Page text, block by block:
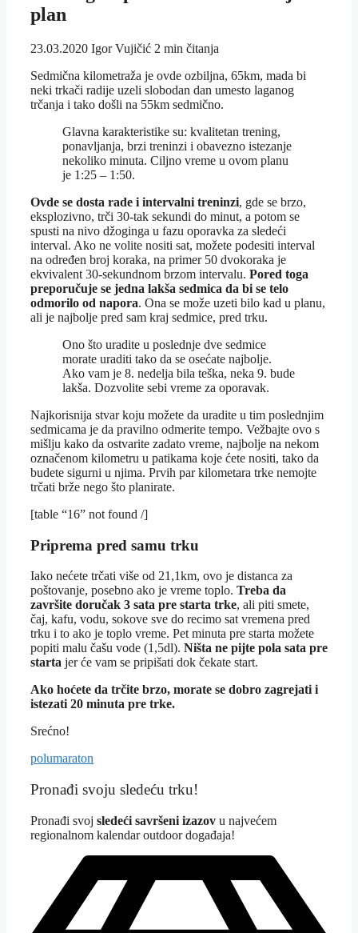
plan
23.03.2020 Igor Vujičić 2 min čitanja
Sedmična kilometraža je ovde ozbiljna, 65km, mada bi
neki trkači radije uzeli slobodan dan umesto laganog
trčanja i tako došli na 55km sedmično.
Glavna karakteristike su: kvalitetan trening,
ponavljanja, brzi treninzi i obavezno istezanje
nekoliko minuta. Ciljno vreme u ovom planu
je 1:25 – 1:50.
Ovde se dosta rade i intervalni treninzi, gde se brzo,
eksplozivno, trči 30-tak sekundi do minut, a potom se
spusti na nivo džoginga u fazu oporavka za sledeći
interval. Ako ne volite nositi sat, možete podesiti interval
na određen broj koraka, na primer 50 dvokoraka je
ekvivalent 30-sekundnom brzom intervalu. Pored toga
preporučuje se jedna lakša sedmica da bi se telo
odmorilo od napora. Ona se može uzeti bilo kad u planu,
ali je najbolje pred sam kraj sedmice, pred trku.
Ono što uradite u poslednje dve sedmice
morate uraditi tako da se osećate najbolje.
Ako vam je 8. nedelja bila teška, neka 9. bude
lakša. Dozvolite sebi vreme za oporavak.
Najkorisnija stvar koju možete da uradite u tim poslednjim
sedmicama je da pravilno odmerite tempo. Vežbajte ovo s
mišlju kako da ostvarite zadato vreme, najbolje na nekom
označenom kilometru u patikama koje ćete nositi, tako da
budete sigurni u njima. Prvih par kilometara trke nemojte
trčati brže nego što planirate.
[table “16” not found /]
Priprema pred samu trku
Iako nećete trčati više od 21,1km, ovo je distanca za
poštovanje, posebno ako je vreme toplo. Treba da
završite doručak 3 sata pre starta trke, ali piti smete,
čaj, kafu, vodu, sokove sve do recimo sat vremena pred
trku i to ako je toplo vreme. Pet minuta pre starta možete
popiti malu čašu vode (1,5dl). Ništa ne pijte pola sata pre
starta jer će vam se pripišati dok čekate start.
Ako hoćete da trčite brzo, morate se dobro zagrejati i
istezati 20 minuta pre trke.
Srećno!
Tagovi
polumaraton
Pronađi svoju sledeću trku!
Pronađi svoj sledeći savršeni izazov u najvećem
regionalnom kalendar outdoor događaja!